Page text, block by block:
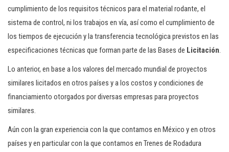
cumplimiento de los requisitos técnicos para el material rodante, el
sistema de control, ni los trabajos en vía, así como el cumplimiento de
los tiempos de ejecución y la transferencia tecnológica previstos en las
especificaciones técnicas que forman parte de las Bases de Licitación.
Lo anterior, en base a los valores del mercado mundial de proyectos
similares licitados en otros países y a los costos y condiciones de
financiamiento otorgados por diversas empresas para proyectos
similares.
Aún con la gran experiencia con la que contamos en México y en otros
países y en particular con la que contamos en Trenes de Rodadura